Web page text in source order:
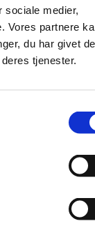
sociale medier,
Vores partnere
du har givet
tjenester.